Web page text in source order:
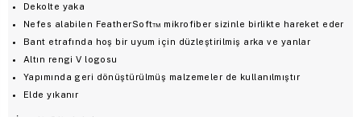
Dekolte yaka
Nefes alabilen FeatherSoft™ mikrofiber sizinle birlikte hareket eder
Bant etrafında hoş bir uyum için düzleştirilmiş arka ve yanlar
Altın rengi V logosu
Yapımında geri dönüştürülmüş malzemeler de kullanılmıştır
Elde yıkanır